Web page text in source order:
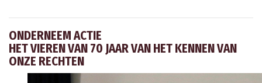
ONDERNEEM ACTIE
HET VIEREN VAN 70 JAAR VAN HET KENNEN VAN
ONZE RECHTEN